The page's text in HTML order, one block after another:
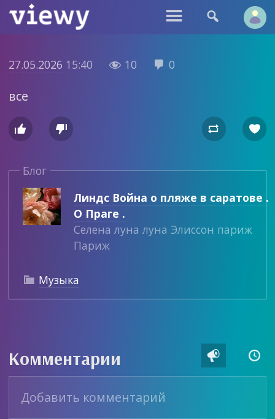
 
27.05.2026 15:40  10  0
все
   
Блог
Линдс Война о пляже в саратове .
О Праге .
Селена луна луна Элиссон париж
Париж
 Музыка
Комментарии  